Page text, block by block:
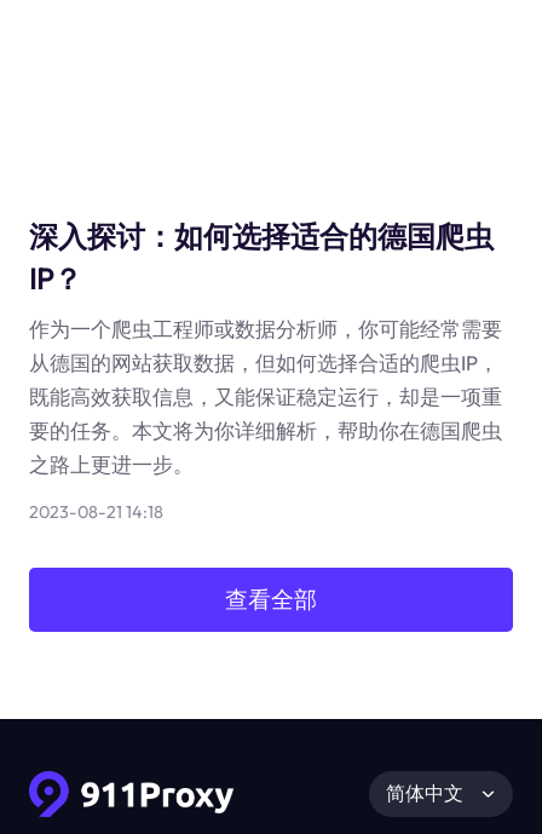
深入探讨：如何选择适合的德国爬虫
IP？
作为一个爬虫工程师或数据分析师，你可能经常需要
从德国的网站获取数据，但如何选择合适的爬虫IP，
既能高效获取信息，又能保证稳定运行，却是一项重
要的任务。本文将为你详细解析，帮助你在德国爬虫
之路上更进一步。
2023-08-21 14:18
查看全部
简体中文